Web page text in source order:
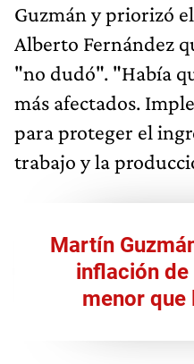
Guzmán y priorizó
Alberto Fernández
"no dudó". "Había
más afectados.
para proteger el
trabajo y la
Martín
inflación
menor que